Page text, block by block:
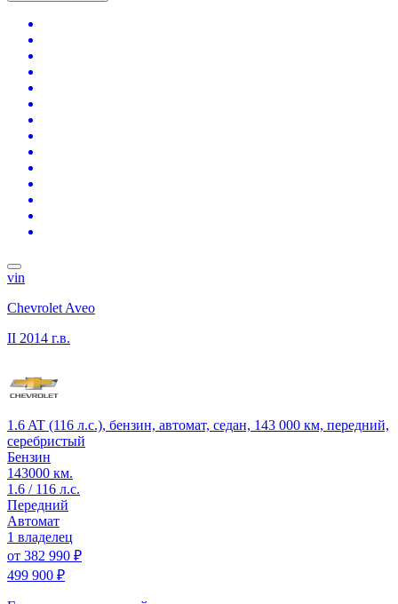
vin
Chevrolet Aveo
II 2014 г.в.
1.6 AT (116 л.с.), бензин, автомат, седан, 143 000 км, передний,
серебристый
Бензин
143000 км.
1.6 / 116 л.с.
Передний
Автомат
1 владелец
от 382 990 ₽
499 900 ₽